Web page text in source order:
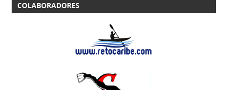
COLABORADORES